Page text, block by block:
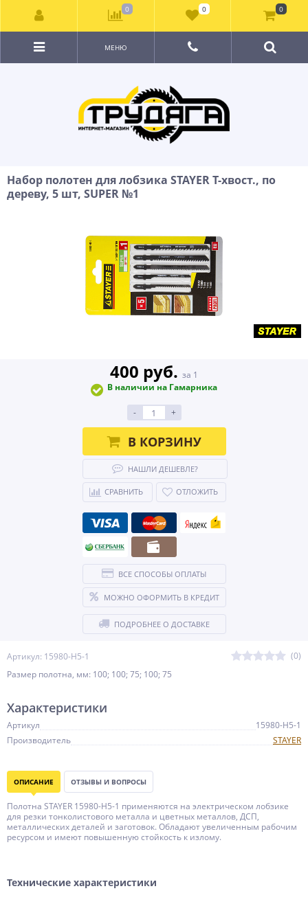
МЕНЮ
Набор полотен для лобзика STAYER T-хвост., по
дереву, 5 шт, SUPER №1
Артикул: 15980-H5-1
(0)
Размер полотна, мм: 100; 100; 75; 100; 75
400 руб. за 1
В наличии на Гамарника
- +
В КОРЗИНУ
НАШЛИ ДЕШЕВЛЕ?
СРАВНИТЬ ОТЛОЖИТЬ
ВСЕ СПОСОБЫ ОПЛАТЫ
МОЖНО ОФОРМИТЬ В КРЕДИТ
ПОДРОБНЕЕ О ДОСТАВКЕ
Характеристики
Артикул
15980-H5-1
Производитель
STAYER
ОПИСАНИЕ ОТЗЫВЫ И ВОПРОСЫ
Полотна STAYER 15980-H5-1 применяются на электрическом лобзике
для резки тонколистового металла и цветных металлов, ДСП,
металлических деталей и заготовок. Обладают увеличенным рабочим
ресурсом и имеют повышенную стойкость к излому.
Технические характеристики
0 0 0